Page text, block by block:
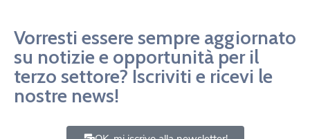
Vorresti essere sempre aggiornato
su notizie e opportunità per il
terzo settore? Iscriviti e ricevi le
nostre news!